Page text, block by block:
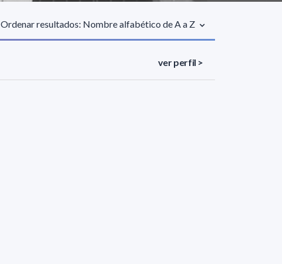
Ordenar resultados: Nombre alfabético de A a Z
ver perfil >